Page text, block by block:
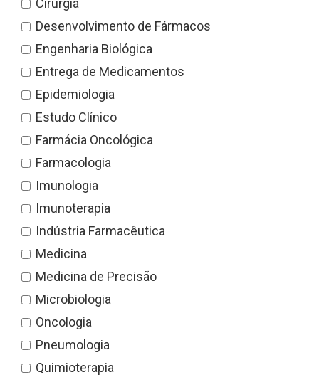
Cirurgia
Desenvolvimento de Fármacos
Engenharia Biológica
Entrega de Medicamentos
Epidemiologia
Estudo Clínico
Farmácia Oncológica
Farmacologia
Imunologia
Imunoterapia
Indústria Farmacêutica
Medicina
Medicina de Precisão
Microbiologia
Oncologia
Pneumologia
Quimioterapia